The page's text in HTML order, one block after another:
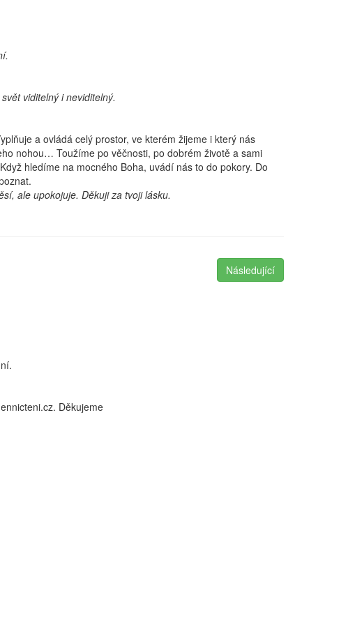
viditelný i neviditelný.
a ovládá celý prostor, ve kterém žijeme i který nás
nohou… Toužíme po věčnosti, po dobrém životě a sami
hledíme na mocného Boha, uvádí nás to do pokory. Do
ale upokojuje. Děkuji za tvoji lásku.
Následující
Děkujeme